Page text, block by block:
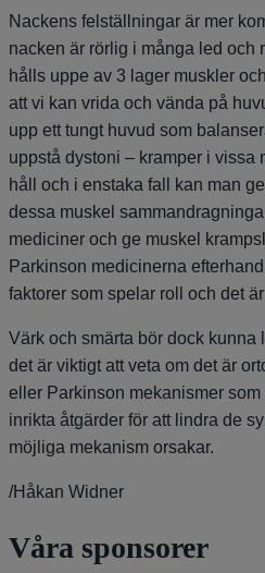
Nackens felställningar är mer
nacken är rörlig i många led och
hålls uppe av 3 lager muskler
att vi kan vrida och vända på
upp ett tungt huvud som
uppstå dystoni – kramper i vissa
håll och i enstaka fall kan man
dessa muskel
mediciner och ge muskel
Parkinson medicinerna
faktorer som spelar roll och det
Värk och smärta bör dock kunna
det är viktigt att veta om det är
eller Parkinson mekanismer
inrikta åtgärder för att lindra de
möjliga mekanism orsakar.
/Håkan Widner
Våra sponsorer